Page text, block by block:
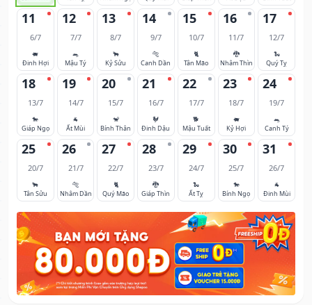
11
6/7
🐖
Đinh Hợi
12
7/7
🐀
Mậu Tý
13
8/7
🐂
Kỷ Sửu
14
9/7
🐅
Canh Dần
15
10/7
🐈
Tân Mão
16
11/7
🐉
Nhâm Thìn
17
12/7
🐍
Quý Tỵ
18
13/7
🐎
Giáp Ngọ
19
14/7
🐐
Ất Mùi
20
15/7
🐒
Bính Thân
21
16/7
🐓
Đinh Dậu
22
17/7
🐕
Mậu Tuất
23
18/7
🐖
Kỷ Hợi
24
19/7
🐀
Canh Tý
25
20/7
🐂
Tân Sửu
26
21/7
🐅
Nhâm Dần
27
22/7
🐈
Quý Mão
28
23/7
🐉
Giáp Thìn
29
24/7
🐍
Ất Tỵ
30
25/7
🐎
Bính Ngọ
31
26/7
🐐
Đinh Mùi